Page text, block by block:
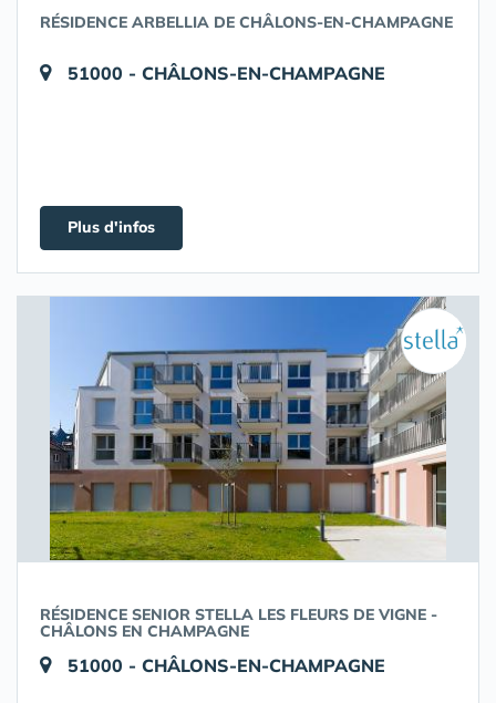
RÉSIDENCE ARBELLIA DE CHÂLONS-EN-CHAMPAGNE
51000 - CHÂLONS-EN-CHAMPAGNE
Plus d'infos
RÉSIDENCE SENIOR STELLA LES FLEURS DE VIGNE -
CHÂLONS EN CHAMPAGNE
51000 - CHÂLONS-EN-CHAMPAGNE